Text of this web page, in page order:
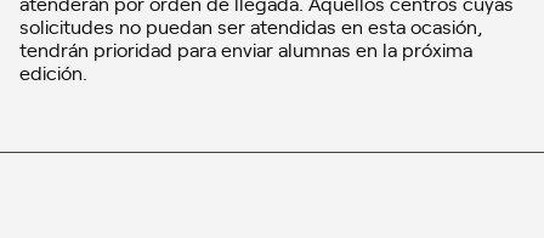
solicitudes no puedan ser atendidas en esta ocasión,
tendrán prioridad para enviar alumnas en la próxima
edición.